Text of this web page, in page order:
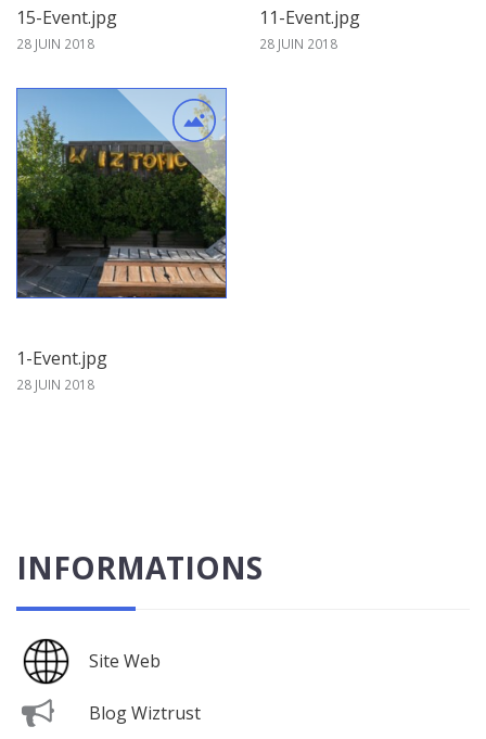
15-Event.jpg
28 JUIN 2018
11-Event.jpg
28 JUIN 2018
1-Event.jpg
28 JUIN 2018
INFORMATIONS
Site Web
Blog Wiztrust